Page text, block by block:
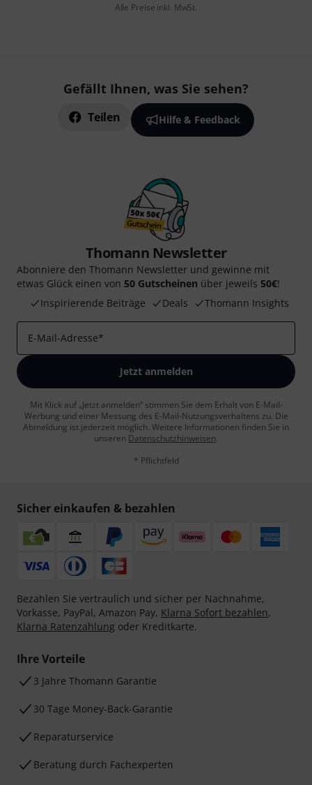
Alle Preise inkl. MwSt.
Gefällt Ihnen, was Sie sehen?
Teilen Hilfe & Feedback
Thomann Newsletter
Abonniere den Thomann Newsletter und gewinne mit
etwas Glück einen von 50 Gutscheinen über jeweils 50€!
Inspirierende Beiträge
Deals Thomann Insights
E-Mail-Adresse*
Jetzt anmelden
Mit Klick auf „Jetzt anmelden“ stimmen Sie dem Erhalt von E-Mail-
Werbung und einer Messung des E-Mail-Nutzungsverhaltens zu. Die
Abmeldung ist jederzeit möglich. Weitere Informationen finden Sie in
unseren Datenschutzhinweisen.
* Pflichtfeld
Sicher einkaufen & bezahlen
Bezahlen Sie vertraulich und sicher per Nachnahme,
Vorkasse, PayPal, Amazon Pay, Klarna Sofort bezahlen,
Klarna Ratenzahlung oder Kreditkarte.
Ihre Vorteile
3 Jahre Thomann Garantie
30 Tage Money-Back-Garantie
Reparaturservice
Beratung durch Fachexperten